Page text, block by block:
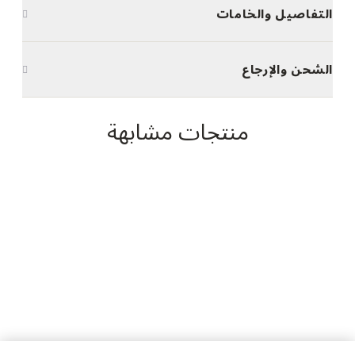
التفاصيل والخامات
الشحن والإرجاع
منتجات مشابهة